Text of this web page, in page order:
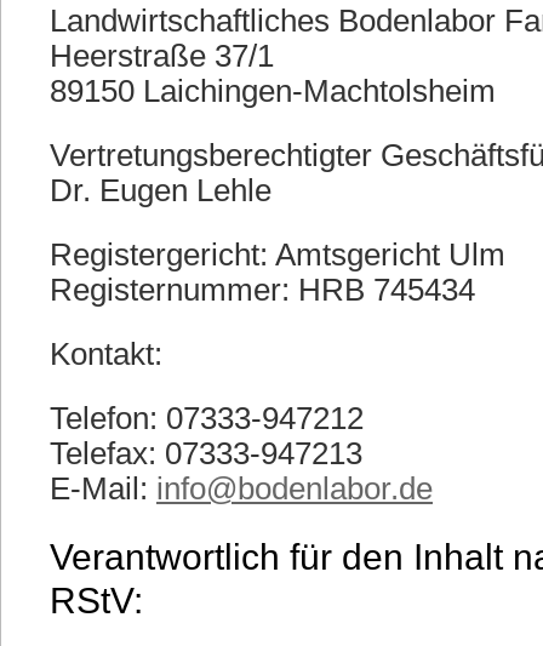
Landwirtschaftliches Bodenlabor
Heerstraße 37/1
89150 Laichingen-Machtolsheim
Vertretungsberechtigter
Dr. Eugen Lehle
Registergericht: Amtsgericht Ulm
Registernummer: HRB 745434
Kontakt:
Telefon: 07333-947212
Telefax: 07333-947213
E-Mail: info@bodenlabor.de
Verantwortlich für den Inhalt
RStV: